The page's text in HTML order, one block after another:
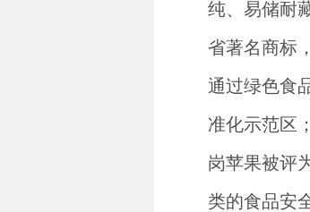
纯、易储耐
省著名商标
通过绿色食
准化示范区
岗苹果被评
类的食品安